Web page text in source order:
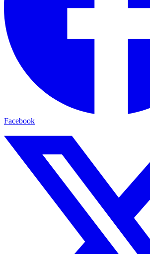
Facebook